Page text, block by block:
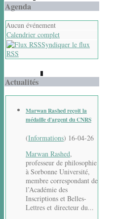
Agenda
Aucun événement
Calendrier complet
Syndiquer le flux
RSS
Actualités
Marwan Rashed reçoit la
médaille d'argent du CNRS
(Informations) 16-04-26
Marwan Rashed,
professeur de philosophie
à Sorbonne Université,
membre correspondant de
l’Académie des
Inscriptions et Belles-
Lettres et directeur du...